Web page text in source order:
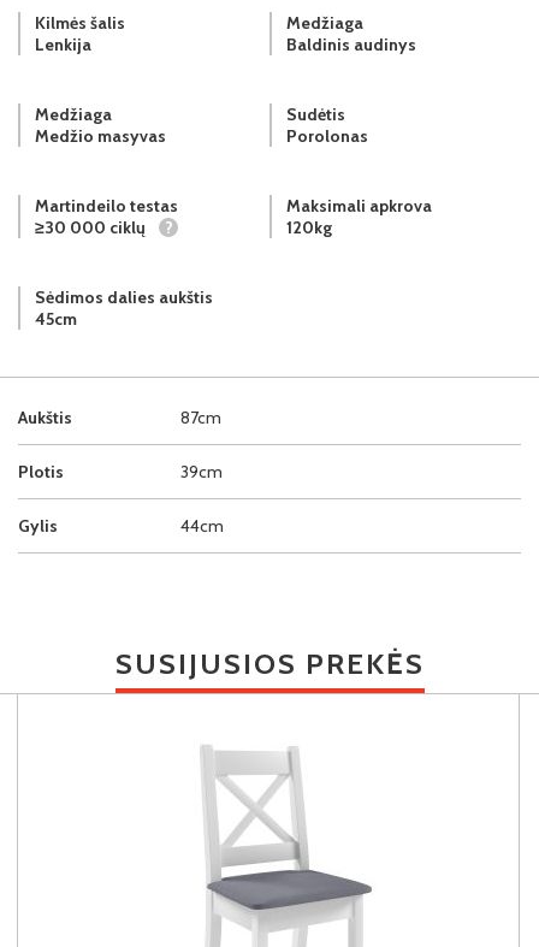
Aukštis 87cm
Plotis 39cm
Gylis 44cm
Kilmės šalis
Lenkija
Medžiaga
Baldinis audinys
Medžiaga
Medžio masyvas
Sudėtis
Porolonas
Martindeilo testas
≥30 000 ciklų
?
Maksimali apkrova
120kg
Sėdimos dalies aukštis
45cm
SUSIJUSIOS PREKĖS